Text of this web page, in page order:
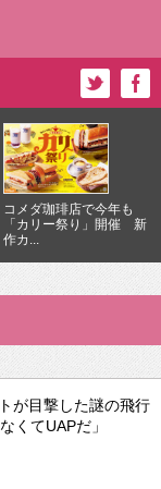
コメダ珈琲店で今年も
「カリー祭り」開催 新
作カ...
が目撃した謎の飛行
くてUAPだ」